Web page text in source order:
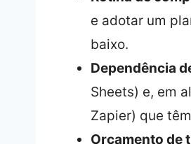
e adotar um
baixo.
Dependência
Sheets) e, em
Zapier) que
Orçamento de